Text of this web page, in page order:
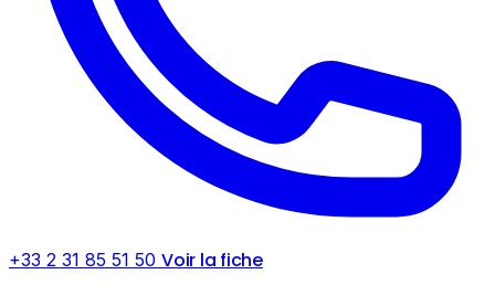
+33 2 31 85 51 50 Voir la fiche